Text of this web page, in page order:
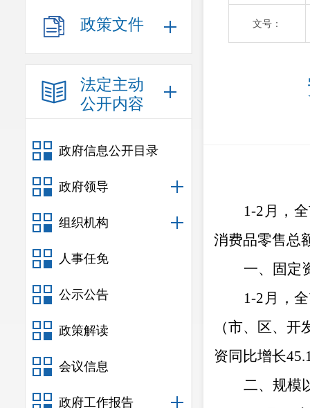
政策文件
法定主动
公开内容
政府信息公开目录
政府领导
组织机构
人事任免
公示公告
政策解读
会议信息
政府工作报告
文号：
1-2 月，
消费品零售总
一、固定
1-2 月，
（市、区、
资同比增长
二、规模